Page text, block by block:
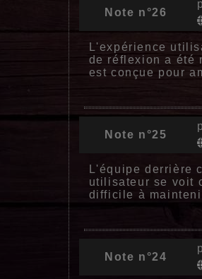
Note n°26
L'expérience
de réflexion a été
est conçue pour
Note n°25
L'équipe derrière
utilisateur se voit
difficile à
Note n°24